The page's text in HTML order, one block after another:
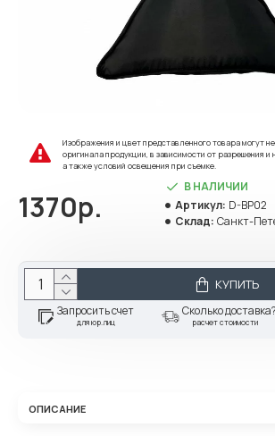
Изображения и цвет представленного товара могут
оригинала продукции, в зависимости от разрешения и
а также условий освещения при съемке.
1370р.
В НАЛИЧИИ
Артикул: D-BP02
Склад: Санкт-
КУПИТЬ
Запросить счет
для юр.лиц
Сколько доставка?
расчет стоимости
ОПИСАНИЕ